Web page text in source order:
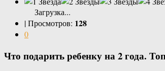
Загрузка...
|Просмотров: 128
0
Что подарить ребенку на 2 года.